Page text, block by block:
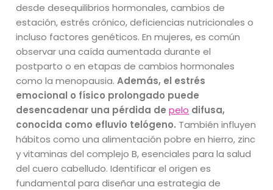
desde desequilibrios hormonales, cambios de
estación, estrés crónico, deficiencias nutricionales o
incluso factores genéticos. En mujeres, es común
observar una caída aumentada durante el
postparto o en etapas de cambios hormonales
como la menopausia.Además, el estrés
emocional o físico prolongado puede
desencadenar una pérdida depelo difusa,
conocida como efluvio telógeno. También influyen
hábitos como una alimentación pobre en hierro, zinc
y vitaminas del complejo B, esenciales para la salud
del cuero cabelludo. Identificar el origen es
fundamental para diseñar una estrategia de